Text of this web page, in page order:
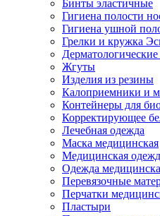
Бинты эластичные
Гигиена полости
Гигиена ушной
Грелки и кружка
Дерматологические
Жгуты
Изделия из резины
Калоприемники и
Контейнеры для
Корректирующее
Лечебная одежда
Маска медицинская
Медицинская
Одежда
Перевязочные
Перчатки
Пластыри